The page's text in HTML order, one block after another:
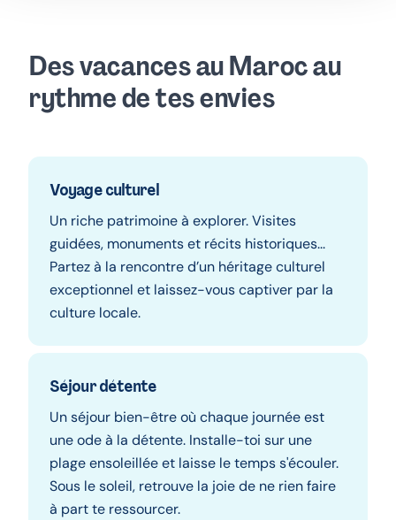
Des vacances au Maroc au
rythme de tes envies
Voyage culturel
Un riche patrimoine à explorer. Visites
guidées, monuments et récits historiques...
Partez à la rencontre d’un héritage culturel
exceptionnel et laissez-vous captiver par la
culture locale.
Séjour détente
Un séjour bien-être où chaque journée est
une ode à la détente. Installe-toi sur une
plage ensoleillée et laisse le temps s'écouler.
Sous le soleil, retrouve la joie de ne rien faire
à part te ressourcer.